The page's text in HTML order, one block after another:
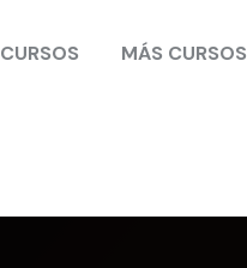
CURSOS MÁS CURSOS